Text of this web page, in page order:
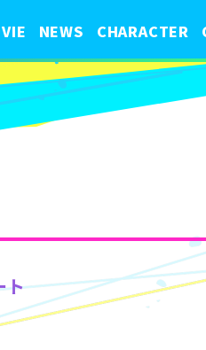
NEWS CHARACTER
ト